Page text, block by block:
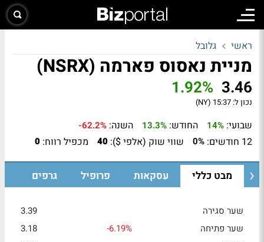
ראשי גלובל
מניית נאסוס פארמה (NSRX)
3.46
1.92%
נכון ל: 15:37 (NY)
שבועי: 14% החודש: 13.3% השנה: -62.2%
12 חודשים: 0% שווי שוק (אלפי $): 40 מכפיל רווח: 0
מבט כללי עסקאות פרופיל גרפים
שער סגירה
3.39
שער פתיחה
-6.19%
3.18